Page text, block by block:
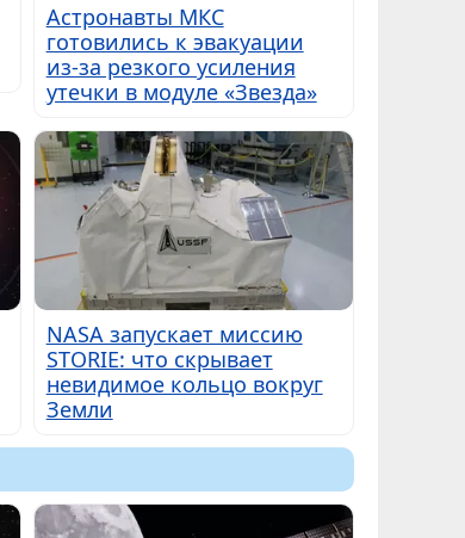
Астронавты МКС
готовились к эвакуации
из-за резкого усиления
утечки в модуле «Звезда»
NASA запускает миссию
STORIE: что скрывает
невидимое кольцо вокруг
Земли